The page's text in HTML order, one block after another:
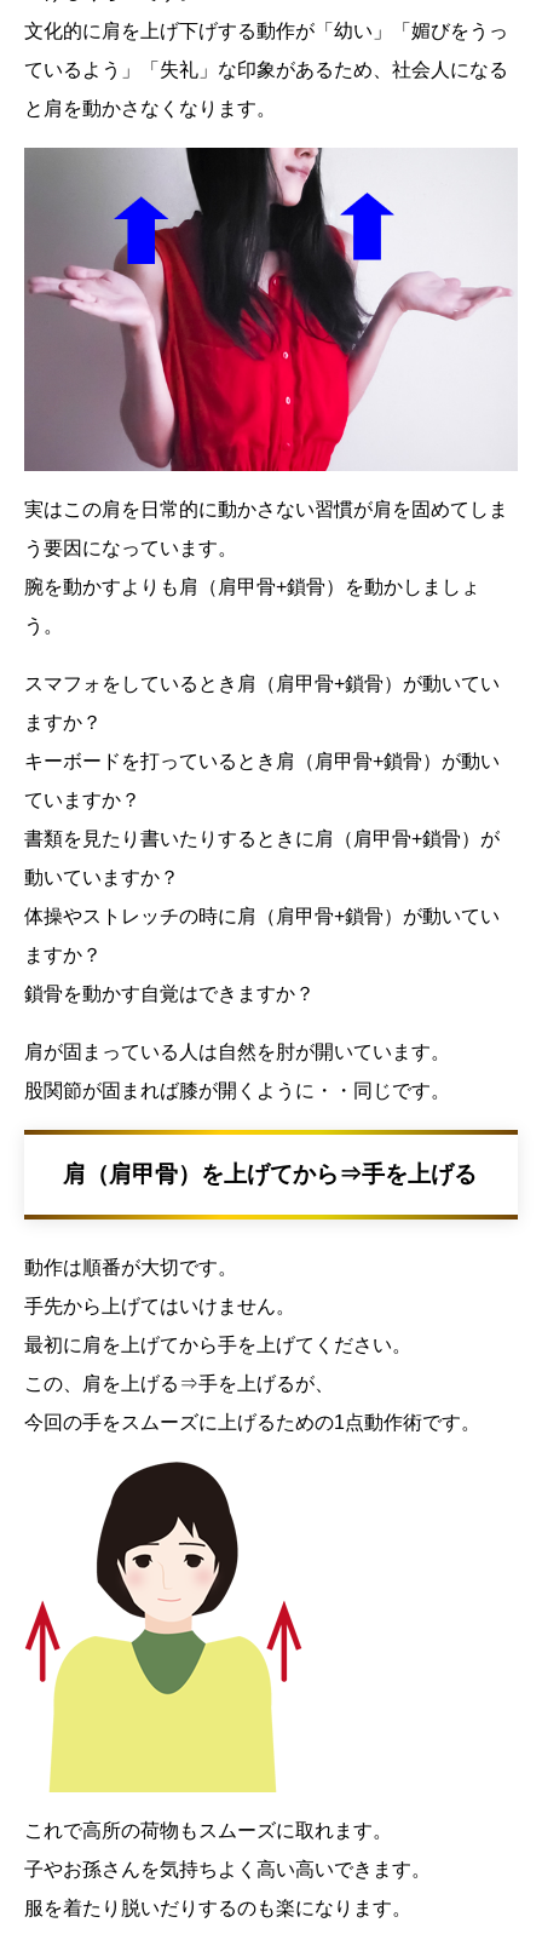
文化的に肩を上げ下げする動作が「幼い」「媚びをうっ
ているよう」「失礼」な印象があるため、社会人になる
と肩を動かさなくなります。
実はこの肩を日常的に動かさない習慣が肩を固めてしま
う要因になっています。
腕を動かすよりも肩（肩甲骨+鎖骨）を動かしましょ
う。
スマフォをしているとき肩（肩甲骨+鎖骨）が動いてい
ますか？
キーボードを打っているとき肩（肩甲骨+鎖骨）が動い
ていますか？
書類を見たり書いたりするときに肩（肩甲骨+鎖骨）が
動いていますか？
体操やストレッチの時に肩（肩甲骨+鎖骨）が動いてい
ますか？
鎖骨を動かす自覚はできますか？
肩が固まっている人は自然を肘が開いています。
股関節が固まれば膝が開くように・・同じです。
肩（肩甲骨）を上げてから⇒手を上げる
動作は順番が大切です。
手先から上げてはいけません。
最初に肩を上げてから手を上げてください。
この、肩を上げる⇒手を上げるが、
今回の手をスムーズに上げるための1点動作術です。
これで高所の荷物もスムーズに取れます。
子やお孫さんを気持ちよく高い高いできます。
服を着たり脱いだりするのも楽になります。